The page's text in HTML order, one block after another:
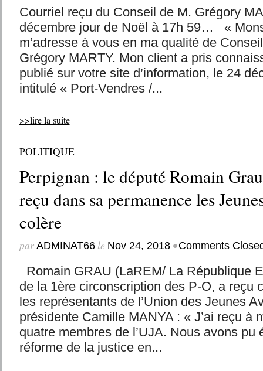
Courriel reçu du Conseil de M. Grégory
décembre jour de Noël à 17h 59… «
m’adresse à vous en ma qualité de
Grégory MARTY. Mon client a pris
publié sur votre site d’information, le 24
intitulé « Port-Vendres /...
>>lire la suite
POLITIQUE
Perpignan : le député Romain
reçu dans sa permanence les
colère
par ADMINAT66le Nov 24, 2018 •Comments
Romain GRAU (LaREM/ La République
de la 1ère circonscription des P-O, a reçu
les représentants de l’Union des Jeunes
présidente Camille MANYA : « J’ai reçu à
quatre membres de l’UJA. Nous avons pu
réforme de la justice en...